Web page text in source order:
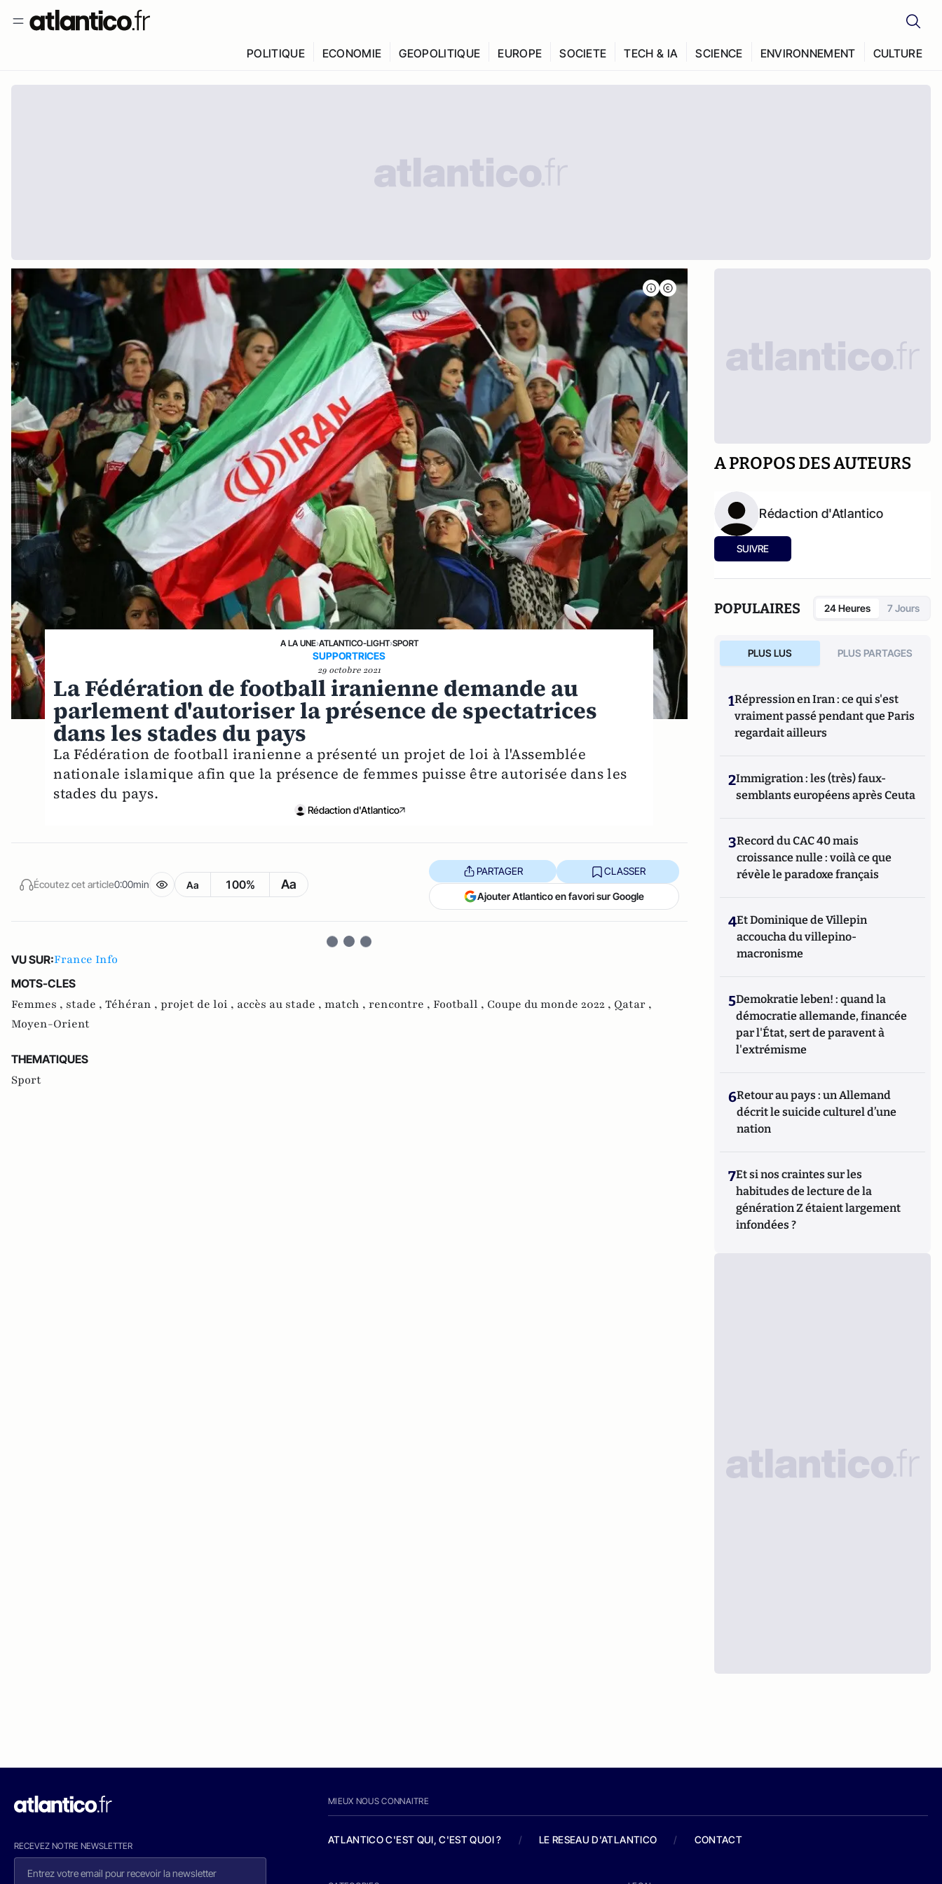
POLITIQUE ECONOMIE GEOPOLITIQUE EUROPE SOCIETE TECH & IA SCIENCE ENVIRONNEMENT CULTURE
A LA UNE›ATLANTICO-LIGHT›SPORT
SUPPORTRICES
29 octobre 2021
La Fédération de football iranienne demande au
parlement d'autoriser la présence de spectatrices
dans les stades du pays
La Fédération de football iranienne a présenté un projet de loi à l'Assemblée
nationale islamique afin que la présence de femmes puisse être autorisée dans les
stades du pays.
Rédaction d'Atlantico
Écoutez cet article0:00min Aa 100% Aa
PARTAGER CLASSER
Ajouter Atlantico en favori sur Google
VU SUR:France Info
MOTS-CLES
Femmes , stade , Téhéran , projet de loi , accès au stade , match , rencontre , Football , Coupe du monde 2022 , Qatar ,
Moyen-Orient
THEMATIQUES
Sport
A PROPOS DES AUTEURS
Rédaction d'Atlantico
SUIVRE
POPULAIRES 24 Heures 7 Jours
PLUS LUS PLUS PARTAGES
1Répression en Iran : ce qui s'est
vraiment passé pendant que Paris
regardait ailleurs
2Immigration : les (très) faux-
semblants européens après Ceuta
3Record du CAC 40 mais
croissance nulle : voilà ce que
révèle le paradoxe français
4Et Dominique de Villepin
accoucha du villepino-
macronisme
5Demokratie leben! : quand la
démocratie allemande, financée
par l'État, sert de paravent à
l'extrémisme
6Retour au pays : un Allemand
décrit le suicide culturel d’une
nation
7Et si nos craintes sur les
habitudes de lecture de la
génération Z étaient largement
infondées ?
RECEVEZ NOTRE NEWSLETTER
MIEUX NOUS CONNAITRE
ATLANTICO C'EST QUI, C'EST QUOI ? / LE RESEAU D'ATLANTICO / CONTACT